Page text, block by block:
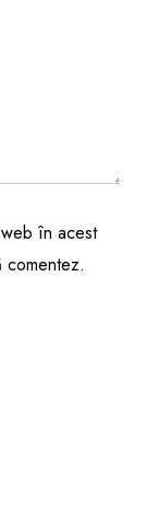
web în acest
comentez.